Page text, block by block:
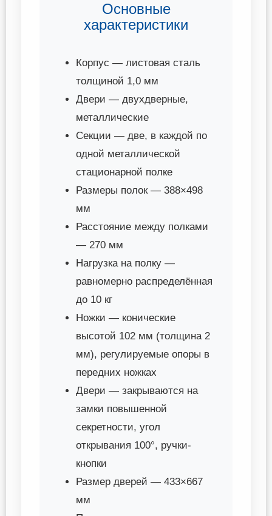
Основные
характеристики
Корпус — листовая сталь
толщиной 1,0 мм
Двери — двухдверные,
металлические
Секции — две, в каждой по
одной металлической
стационарной полке
Размеры полок — 388×498
мм
Расстояние между полками
— 270 мм
Нагрузка на полку —
равномерно распределённая
до 10 кг
Ножки — конические
высотой 102 мм (толщина 2
мм), регулируемые опоры в
передних ножках
Двери — закрываются на
замки повышенной
секретности, угол
открывания 100°, ручки-
кнопки
Размер дверей — 433×667
мм